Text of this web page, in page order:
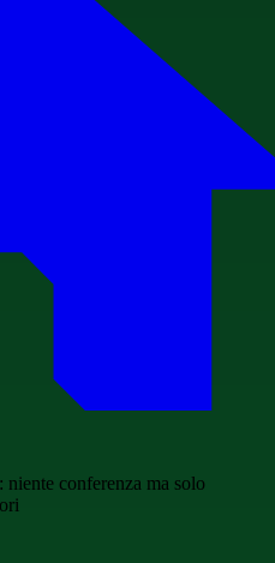
conferenza ma solo